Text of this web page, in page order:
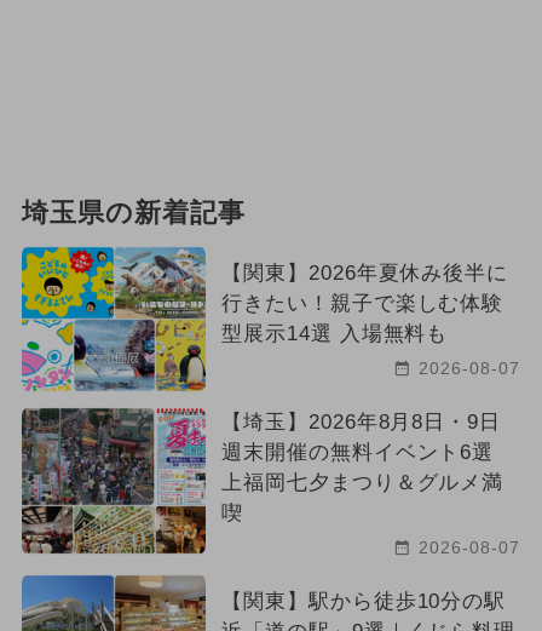
埼玉県の新着記事
【関東】2026年夏休み後半に
行きたい！親子で楽しむ体験
型展示14選 入場無料も
2026-08-07
【埼玉】2026年8月8日・9日
週末開催の無料イベント6選
上福岡七夕まつり＆グルメ満
喫
2026-08-07
【関東】駅から徒歩10分の駅